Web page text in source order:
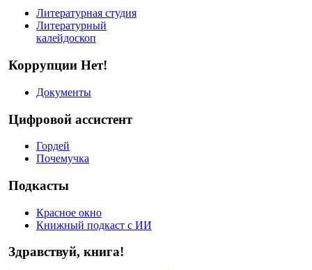
Литературная студия
Литературный
калейдоскоп
Коррупции Нет!
Документы
Цифровой ассистент
Гордей
Почемучка
Подкасты
Красное окно
Книжный подкаст с ИИ
Здравствуй, книга!